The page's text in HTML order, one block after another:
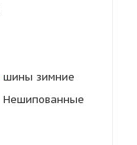
шины зимние
Нешипованные